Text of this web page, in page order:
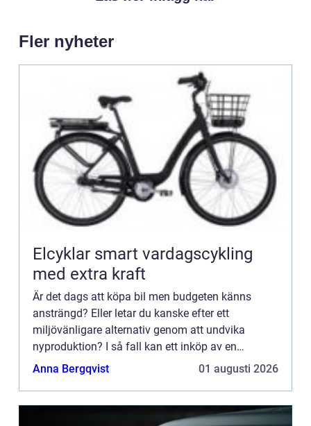
Fler nyheter
Elcyklar smart vardagscykling
med extra kraft
Är det dags att köpa bil men budgeten känns
ansträngd? Eller letar du kanske efter ett
miljövänligare alternativ genom att undvika
nyproduktion? I så fall kan ett inköp av en
begagnad bil vara den perfekta l&o...
Anna Bergqvist 01 augusti 2026